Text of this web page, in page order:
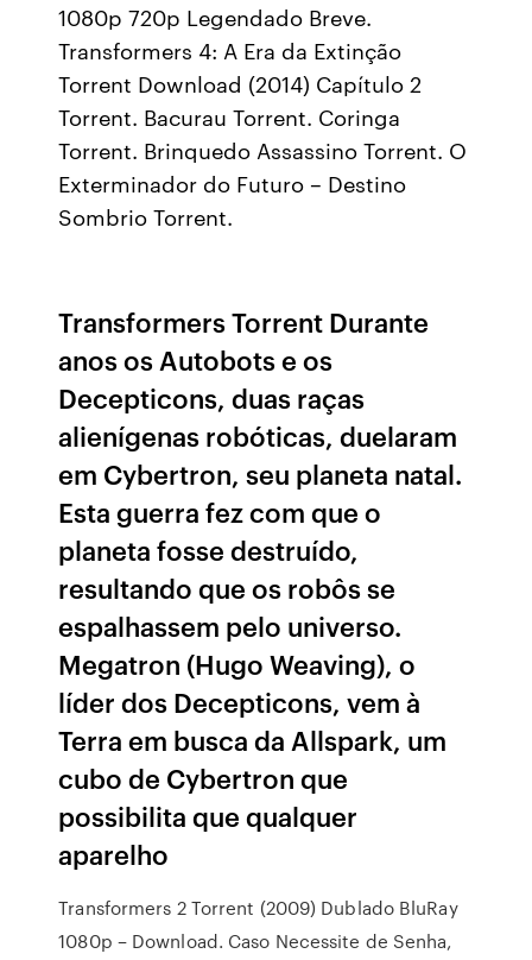
1080p 720p Legendado Breve.
Transformers 4: A Era da Extinção
Torrent Download (2014) Capítulo 2
Torrent. Bacurau Torrent. Coringa
Torrent. Brinquedo Assassino Torrent. O
Exterminador do Futuro – Destino
Sombrio Torrent.
Transformers Torrent Durante
anos os Autobots e os
Decepticons, duas raças
alienígenas robóticas, duelaram
em Cybertron, seu planeta natal.
Esta guerra fez com que o
planeta fosse destruído,
resultando que os robôs se
espalhassem pelo universo.
Megatron (Hugo Weaving), o
líder dos Decepticons, vem à
Terra em busca da Allspark, um
cubo de Cybertron que
possibilita que qualquer
aparelho
Transformers 2 Torrent (2009) Dublado BluRay
1080p – Download. Caso Necessite de Senha,